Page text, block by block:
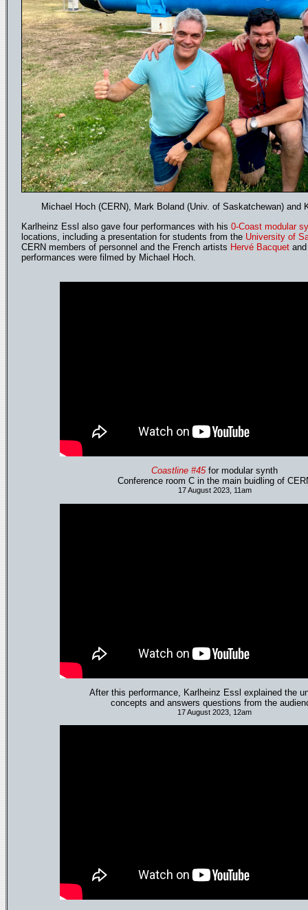
Michael Hoch (CERN), Mark Boland (Univ. of Saskatchewan) and
Karlheinz Essl also gave four performances with his 0-Coast modular
locations, including a presentation for students from the University of
CERN members of personnel and the French artists Hervé Bacquet
performances were filmed by Michael Hoch.
Coastline #45for modular synth
Conference room C in the main buidling of
17 August 2023, 11am
After this performance, Karlheinz Essl explained the
concepts and answers questions from the
17 August 2023, 12am